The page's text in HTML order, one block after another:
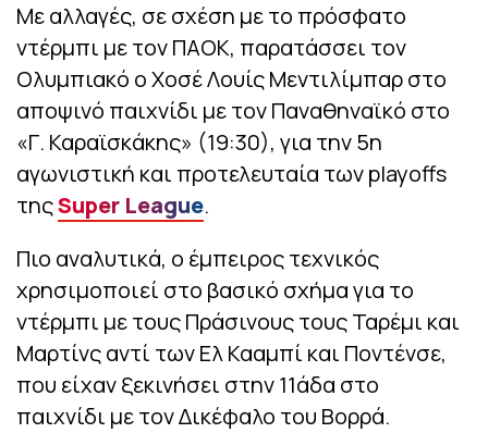
Με αλλαγές, σε σχέση με το πρόσφατο
ντέρμπι με τον ΠΑΟΚ, παρατάσσει τον
Ολυμπιακό ο Χοσέ Λουίς Μεντιλίμπαρ στο
αποψινό παιχνίδι με τον Παναθηναϊκό στο
«Γ. Καραϊσκάκης» (19:30), για την 5η
αγωνιστική και προτελευταία των playoffs
τηςSuper League.
Πιο αναλυτικά, ο έμπειρος τεχνικός
χρησιμοποιεί στο βασικό σχήμα για το
ντέρμπι με τους Πράσινους τους Ταρέμι και
Μαρτίνς αντί των Ελ Κααμπί και Ποντένσε,
που είχαν ξεκινήσει στην 11άδα στο
παιχνίδι με τον Δικέφαλο του Βορρά.